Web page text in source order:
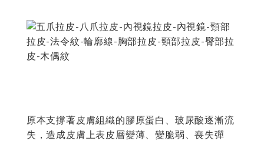
原本支撐著皮膚組織的膠原蛋白、玻尿酸逐漸流
失，造成皮膚上表皮層變薄、變脆弱、喪失彈